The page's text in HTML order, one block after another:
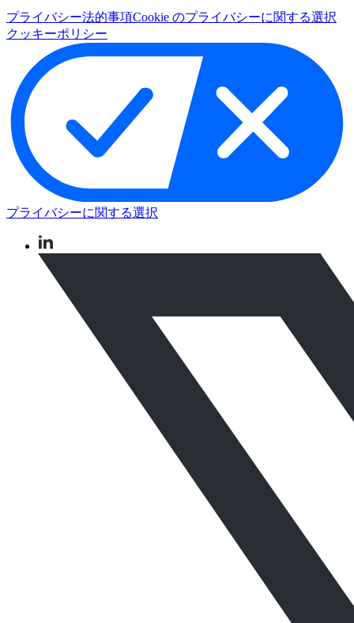
プライバシー法的事項Cookie のプライバシーに関する選択
クッキーポリシー
プライバシーに関する選択